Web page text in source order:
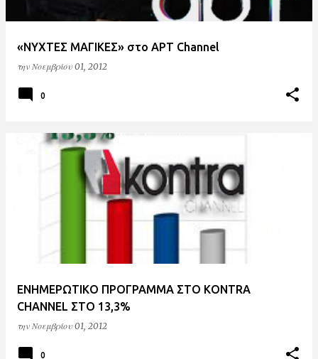
«ΝΥΧΤΕΣ ΜΑΓΙΚΕΣ» στο ΑΡΤ Channel
την Νοεμβρίου 01, 2012
0
ΕΝΗΜΕΡΩΤΙΚΟ ΠΡΟΓΡΑΜΜΑ ΣΤΟ KONTRA
CHANNEL ΣΤΟ 13,3%
την Νοεμβρίου 01, 2012
0